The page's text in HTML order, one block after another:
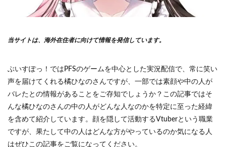
当サイトは、海外在住者に向けて情報を発信しています。
ぶいすぽっ！ではPFSのゲームを中心とした実況配信で、常に笑い
声を届けてくれる橘ひなのさんですが、一部では素顔や中の人が
バレたとの情報があることをご存知でしょうか？この記事ではそ
んな橘ひなのさんの中の人がどんな人なのかを特定に至った経緯
を含めて紹介しています。顔を隠して活動するVtuberという職業
ですが、果たして中の人はどんな方がやっているのか気になる人
はぜひこの記事をご覧になってください。